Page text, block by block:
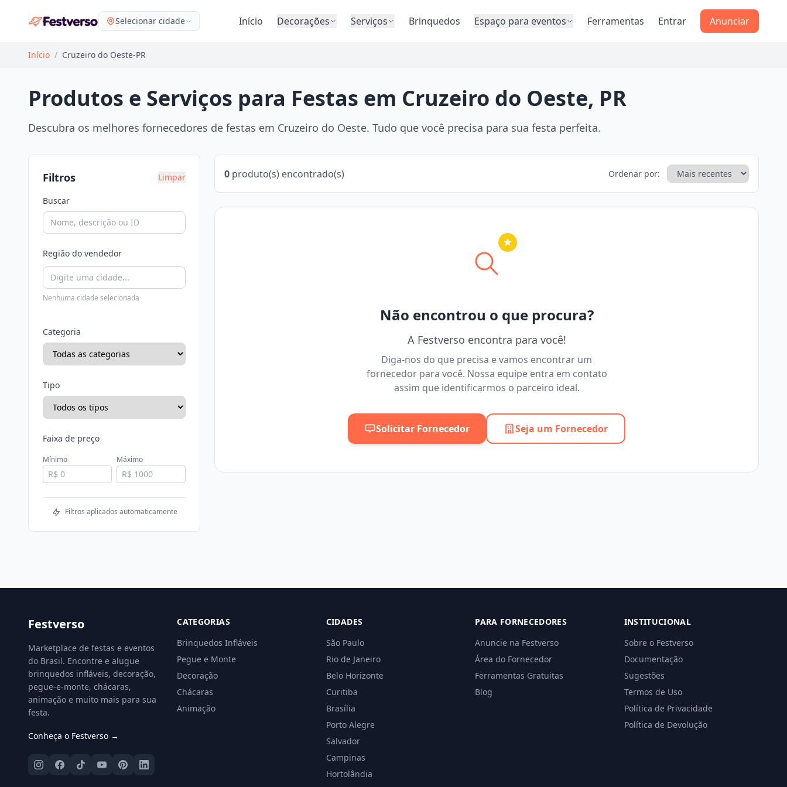
Selecionar cidade Início Decorações Serviços Brinquedos Espaço para eventos Ferramentas Entrar Anunciar
Início / Cruzeiro do Oeste-PR
Produtos e Serviços para Festas em Cruzeiro do Oeste, PR
Descubra os melhores fornecedores de festas em Cruzeiro do Oeste. Tudo que você precisa para sua festa perfeita.
Filtros Limpar
Buscar
Região do vendedor
Nenhuma cidade selecionada
Categoria
Tipo
Faixa de preço
Mínimo Máximo
Filtros aplicados automaticamente
0 produto(s) encontrado(s) Ordenar por:
Não encontrou o que procura?
A Festverso encontra para você!
Diga-nos do que precisa e vamos encontrar um
fornecedor para você. Nossa equipe entra em contato
assim que identificarmos o parceiro ideal.
Solicitar Fornecedor Seja um Fornecedor
Festverso
Marketplace de festas e eventos
do Brasil. Encontre e alugue
brinquedos infláveis, decoração,
pegue-e-monte, chácaras,
animação e muito mais para sua
festa.
Conheça o Festverso →
CATEGORIAS
Brinquedos Infláveis
Pegue e Monte
Decoração
Chácaras
Animação
CIDADES
São Paulo
Rio de Janeiro
Belo Horizonte
Curitiba
Brasília
Porto Alegre
Salvador
Campinas
Hortolândia
PARA FORNECEDORES
Anuncie na Festverso
Área do Fornecedor
Ferramentas Gratuitas
Blog
INSTITUCIONAL
Sobre o Festverso
Documentação
Sugestões
Termos de Uso
Política de Privacidade
Política de Devolução